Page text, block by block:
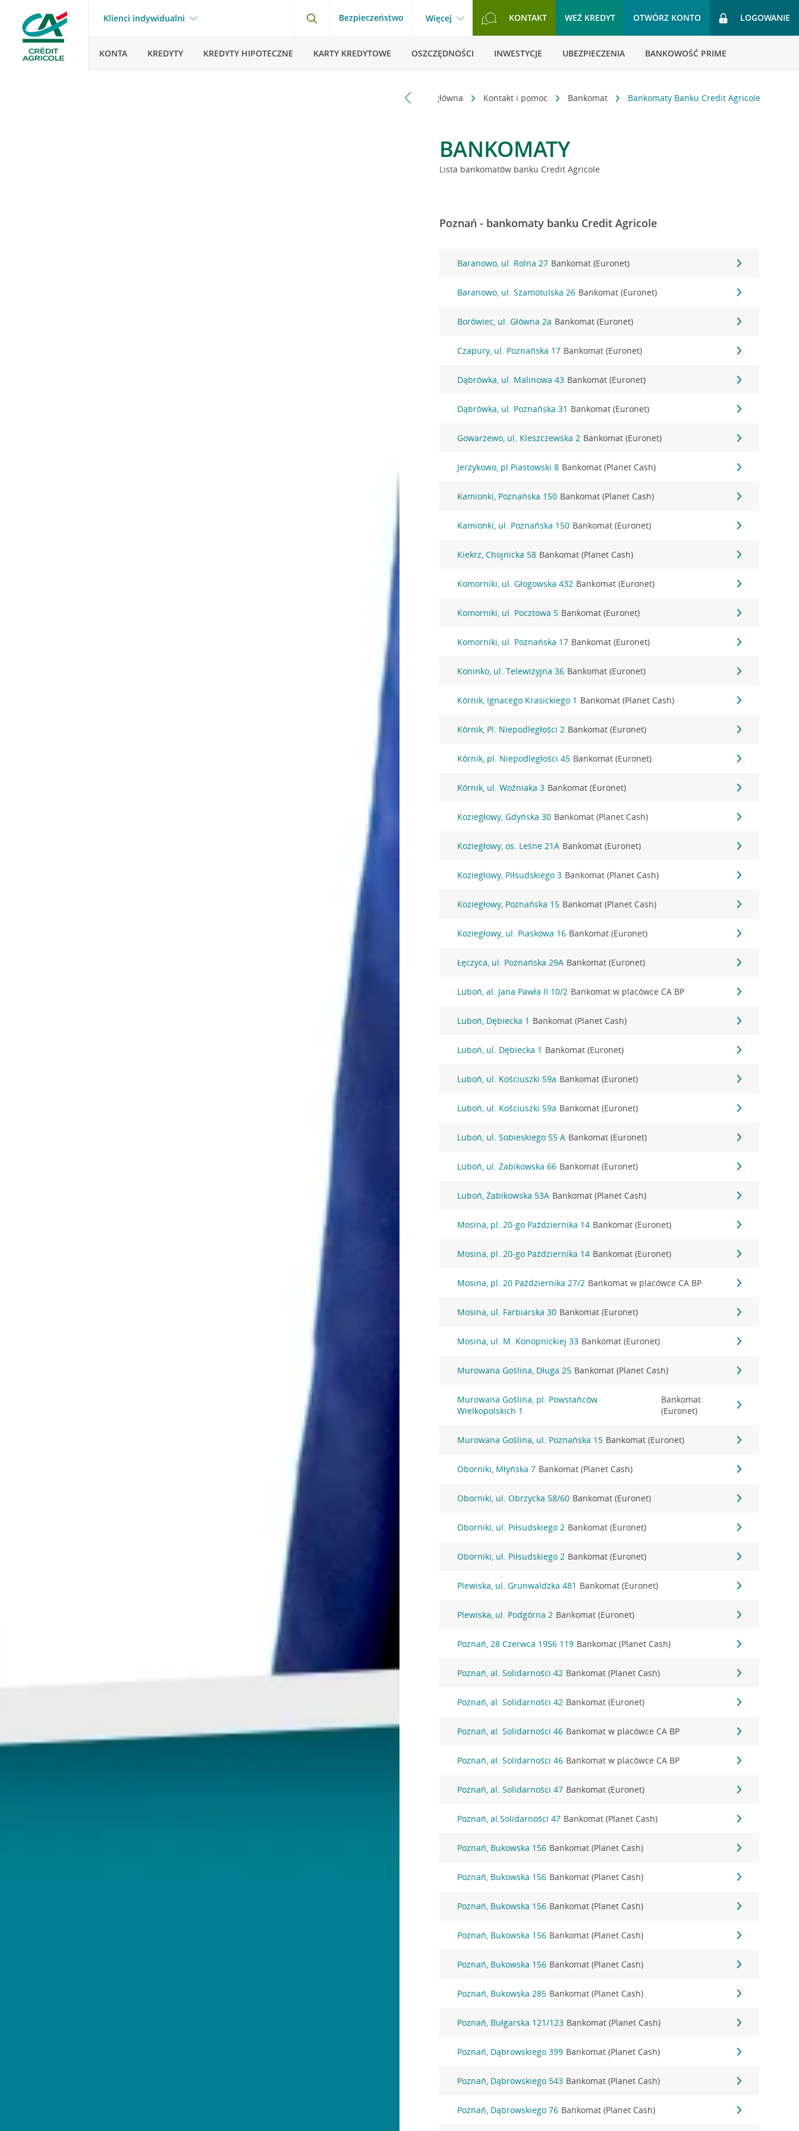
Klienci indywidualni Bezpieczeństwo Więcej KONTAKT WEŹ KREDYT OTWÓRZ KONTO LOGOWANIE
KONTA KREDYTY KREDYTY HIPOTECZNE KARTY KREDYTOWE OSZCZĘDNOŚCI INWESTYCJE UBEZPIECZENIA BANKOWOŚĆ PRIME
Strona główna Kontakt i pomoc Bankomat Bankomaty Banku Credit Agricole
BANKOMATY
Lista bankomatów banku Credit Agricole
Poznań - bankomaty banku Credit Agricole
Baranowo, ul. Rolna 27 Bankomat (Euronet)
Baranowo, ul. Szamotulska 26 Bankomat (Euronet)
Borówiec, ul. Główna 2a Bankomat (Euronet)
Czapury, ul. Poznańska 17 Bankomat (Euronet)
Dąbrówka, ul. Malinowa 43 Bankomat (Euronet)
Dąbrówka, ul. Poznańska 31 Bankomat (Euronet)
Gowarzewo, ul. Kleszczewska 2 Bankomat (Euronet)
Jerzykowo, pl.Piastowski 8 Bankomat (Planet Cash)
Kamionki, Poznańska 150 Bankomat (Planet Cash)
Kamionki, ul. Poznańska 150 Bankomat (Euronet)
Kiekrz, Chojnicka 58 Bankomat (Planet Cash)
Komorniki, ul. Głogowska 432 Bankomat (Euronet)
Komorniki, ul. Pocztowa 5 Bankomat (Euronet)
Komorniki, ul. Poznańska 17 Bankomat (Euronet)
Koninko, ul. Telewizyjna 36 Bankomat (Euronet)
Kórnik, Ignacego Krasickiego 1 Bankomat (Planet Cash)
Kórnik, Pl. Niepodległości 2 Bankomat (Euronet)
Kórnik, pl. Niepodległości 45 Bankomat (Euronet)
Kórnik, ul. Woźniaka 3 Bankomat (Euronet)
Koziegłowy, Gdyńska 30 Bankomat (Planet Cash)
Koziegłowy, os. Leśne 21A Bankomat (Euronet)
Koziegłowy, Piłsudskiego 3 Bankomat (Planet Cash)
Koziegłowy, Poznańska 15 Bankomat (Planet Cash)
Koziegłowy, ul. Piaskowa 16 Bankomat (Euronet)
Łęczyca, ul. Poznańska 29A Bankomat (Euronet)
Luboń, al. Jana Pawła II 10/2 Bankomat w placówce CA BP
Luboń, Dębiecka 1 Bankomat (Planet Cash)
Luboń, ul. Dębiecka 1 Bankomat (Euronet)
Luboń, ul. Kościuszki 59a Bankomat (Euronet)
Luboń, ul. Kościuszki 59a Bankomat (Euronet)
Luboń, ul. Sobieskiego 55 A Bankomat (Euronet)
Luboń, ul. Żabikowska 66 Bankomat (Euronet)
Luboń, Żabikowska 53A Bankomat (Planet Cash)
Mosina, pl. 20-go Października 14 Bankomat (Euronet)
Mosina, pl. 20-go Października 14 Bankomat (Euronet)
Mosina, pl. 20 Października 27/2 Bankomat w placówce CA BP
Mosina, ul. Farbiarska 30 Bankomat (Euronet)
Mosina, ul. M. Konopnickiej 33 Bankomat (Euronet)
Murowana Goślina, Długa 25 Bankomat (Planet Cash)
Murowana Goślina, pl. Powstańców
Wielkopolskich 1
Bankomat
(Euronet)
Murowana Goślina, ul. Poznańska 15 Bankomat (Euronet)
Oborniki, Młyńska 7 Bankomat (Planet Cash)
Oborniki, ul. Obrzycka 58/60 Bankomat (Euronet)
Oborniki, ul. Piłsudskiego 2 Bankomat (Euronet)
Oborniki, ul. Piłsudskiego 2 Bankomat (Euronet)
Plewiska, ul. Grunwaldzka 481 Bankomat (Euronet)
Plewiska, ul. Podgórna 2 Bankomat (Euronet)
Poznań, 28 Czerwca 1956 119 Bankomat (Planet Cash)
Poznań, al. Solidarności 42 Bankomat (Planet Cash)
Poznań, al. Solidarności 42 Bankomat (Euronet)
Poznań, al. Solidarności 46 Bankomat w placówce CA BP
Poznań, al. Solidarności 46 Bankomat w placówce CA BP
Poznań, al. Solidarności 47 Bankomat (Euronet)
Poznań, al.Solidarności 47 Bankomat (Planet Cash)
Poznań, Bukowska 156 Bankomat (Planet Cash)
Poznań, Bukowska 156 Bankomat (Planet Cash)
Poznań, Bukowska 156 Bankomat (Planet Cash)
Poznań, Bukowska 156 Bankomat (Planet Cash)
Poznań, Bukowska 156 Bankomat (Planet Cash)
Poznań, Bukowska 285 Bankomat (Planet Cash)
Poznań, Bułgarska 121/123 Bankomat (Planet Cash)
Poznań, Dąbrowskiego 399 Bankomat (Planet Cash)
Poznań, Dąbrowskiego 543 Bankomat (Planet Cash)
Poznań, Dąbrowskiego 76 Bankomat (Planet Cash)